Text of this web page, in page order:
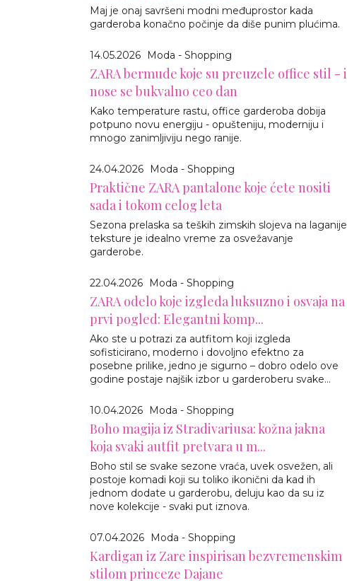
Maj je onaj savršeni modni međuprostor kada
garderoba konačno počinje da diše punim plućima.
14.05.2026 Moda - Shopping
ZARA bermude koje su preuzele office stil - i
nose se bukvalno ceo dan
Kako temperature rastu, office garderoba dobija
potpuno novu energiju - opušteniju, moderniju i
mnogo zanimljiviju nego ranije.
24.04.2026 Moda - Shopping
Praktične ZARA pantalone koje ćete nositi
sada i tokom celog leta
Sezona prelaska sa teških zimskih slojeva na laganije
teksture je idealno vreme za osvežavanje
garderobe.
22.04.2026 Moda - Shopping
ZARA odelo koje izgleda luksuzno i osvaja na
prvi pogled: Elegantni komp...
Ako ste u potrazi za autfitom koji izgleda
sofisticirano, moderno i dovoljno efektno za
posebne prilike, jedno je sigurno – dobro odelo ove
godine postaje najšik izbor u garderoberu svake...
10.04.2026 Moda - Shopping
Boho magija iz Stradivariusa: kožna jakna
koja svaki autfit pretvara u m...
Boho stil se svake sezone vraća, uvek osvežen, ali
postoje komadi koji su toliko ikonični da kad ih
jednom dodate u garderobu, deluju kao da su iz
nove kolekcije - svaki put iznova.
07.04.2026 Moda - Shopping
Kardigan iz Zare inspirisan bezvremenskim
stilom princeze Dajane